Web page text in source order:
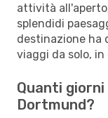
attività
splendidi
destinazione ha
viaggi da solo,
Quanti
Dortmund?